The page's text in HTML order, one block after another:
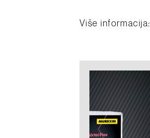
Više informacija: